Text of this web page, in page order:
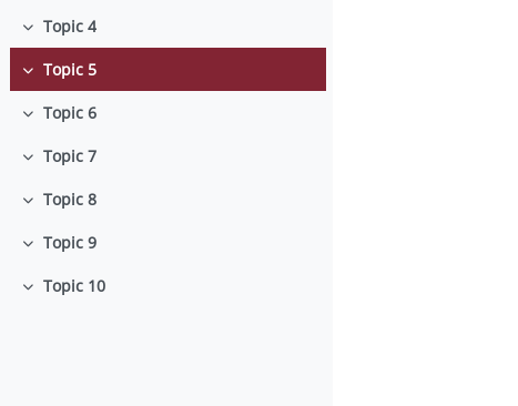
Collapse
Topic 4
Collapse
Topic 5
Collapse
Topic 6
Collapse
Topic 7
Collapse
Topic 8
Collapse
Topic 9
Collapse
Topic 10